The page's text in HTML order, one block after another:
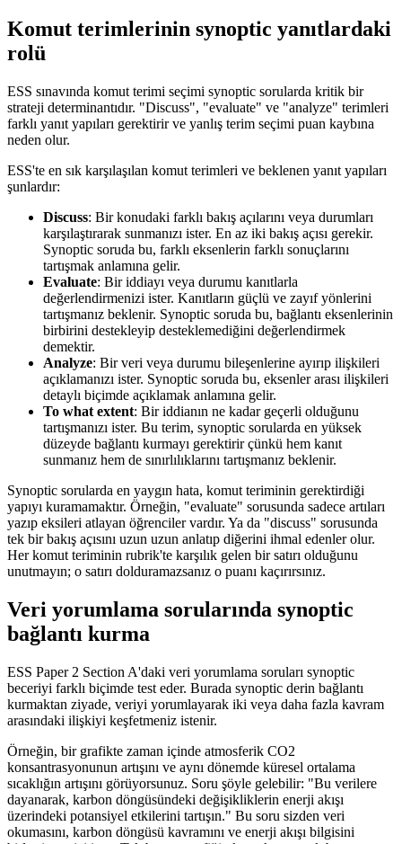
Komut terimlerinin synoptic yanıtlardaki
rolü
ESS sınavında komut terimi seçimi synoptic sorularda kritik bir
strateji determinantıdır. "Discuss", "evaluate" ve "analyze" terimleri
farklı yanıt yapıları gerektirir ve yanlış terim seçimi puan kaybına
neden olur.
ESS'te en sık karşılaşılan komut terimleri ve beklenen yanıt yapıları
şunlardır:
Discuss: Bir konudaki farklı bakış açılarını veya durumları
karşılaştırarak sunmanızı ister. En az iki bakış açısı gerekir.
Synoptic soruda bu, farklı eksenlerin farklı sonuçlarını
tartışmak anlamına gelir.
Evaluate: Bir iddiayı veya durumu kanıtlarla
değerlendirmenizi ister. Kanıtların güçlü ve zayıf yönlerini
tartışmanız beklenir. Synoptic soruda bu, bağlantı eksenlerinin
birbirini destekleyip desteklemediğini değerlendirmek
demektir.
Analyze: Bir veri veya durumu bileşenlerine ayırıp ilişkileri
açıklamanızı ister. Synoptic soruda bu, eksenler arası ilişkileri
detaylı biçimde açıklamak anlamına gelir.
To what extent: Bir iddianın ne kadar geçerli olduğunu
tartışmanızı ister. Bu terim, synoptic sorularda en yüksek
düzeyde bağlantı kurmayı gerektirir çünkü hem kanıt
sunmanız hem de sınırlılıklarını tartışmanız beklenir.
Synoptic sorularda en yaygın hata, komut teriminin gerektirdiği
yapıyı kuramamaktır. Örneğin, "evaluate" sorusunda sadece artıları
yazıp eksileri atlayan öğrenciler vardır. Ya da "discuss" sorusunda
tek bir bakış açısını uzun uzun anlatıp diğerini ihmal edenler olur.
Her komut teriminin rubrik'te karşılık gelen bir satırı olduğunu
unutmayın; o satırı dolduramazsanız o puanı kaçırırsınız.
Veri yorumlama sorularında synoptic
bağlantı kurma
ESS Paper 2 Section A'daki veri yorumlama soruları synoptic
beceriyi farklı biçimde test eder. Burada synoptic derin bağlantı
kurmaktan ziyade, veriyi yorumlayarak iki veya daha fazla kavram
arasındaki ilişkiyi keşfetmeniz istenir.
Örneğin, bir grafikte zaman içinde atmosferik CO2
konsantrasyonunun artışını ve aynı dönemde küresel ortalama
sıcaklığın artışını görüyorsunuz. Soru şöyle gelebilir: "Bu verilere
dayanarak, karbon döngüsündeki değişikliklerin enerji akışı
üzerindeki potansiyel etkilerini tartışın." Bu soru sizden veri
okumasını, karbon döngüsü kavramını ve enerji akışı bilgisini